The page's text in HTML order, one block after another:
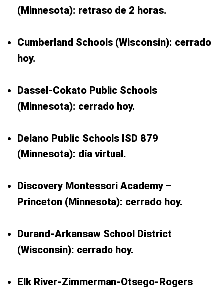
(Minnesota): retraso de 2 horas.
Cumberland Schools (Wisconsin): cerrado
hoy.
Dassel-Cokato Public Schools
(Minnesota): cerrado hoy.
Delano Public Schools ISD 879
(Minnesota): día virtual.
Discovery Montessori Academy –
Princeton (Minnesota): cerrado hoy.
Durand-Arkansaw School District
(Wisconsin): cerrado hoy.
Elk River-Zimmerman-Otsego-Rogers